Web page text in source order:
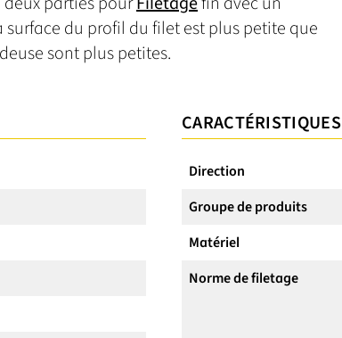
surface du profil du filet est plus petite que
sont plus petites.
CARACTÉRISTIQUES
Direction
Groupe de produits
Matériel
Norme de filetage